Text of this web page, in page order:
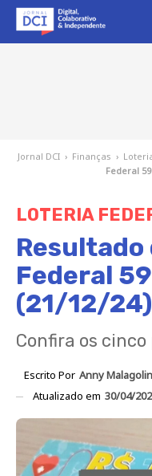
Jornal DCI › Finanças ›
Federal
LOTERIA
Federal
(21/12/24)
Confira os
Escrito Por Anny
Atualizado em 30/04/